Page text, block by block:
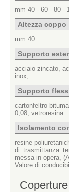
mm 40 - 60 - 80 -
Altezza coppo
mm 40
Supporto
acciaio zincato,
inox;
Supporto
cartonfeltro
0,08; vetroresina.
Isolamento
resine
di trasmittanza
messa in opera,
Valore di
Coperture